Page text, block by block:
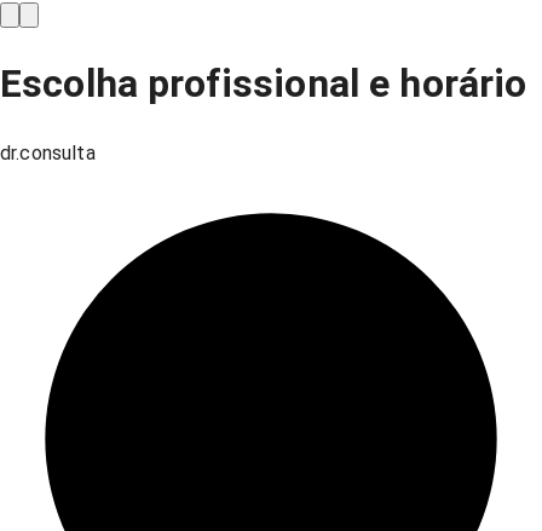
Escolha profissional e horário
dr.consulta